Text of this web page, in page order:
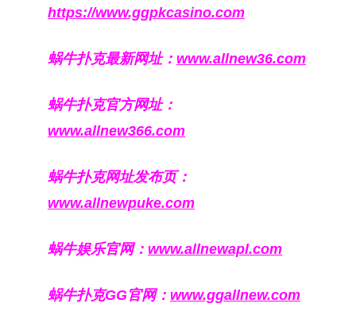
https://www.ggpkcasino.com
蜗牛扑克最新网址： www.allnew36.com
蜗牛扑克官方网址：
www.allnew366.com
蜗牛扑克网址发布页：
www.allnewpuke.com
蜗牛娱乐官网： www.allnewapl.com
蜗牛扑克GG官网： www.ggallnew.com